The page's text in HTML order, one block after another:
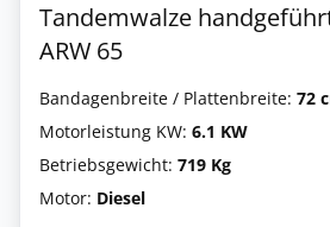
Tandemwalze
ARW 65
Bandagenbreite / Plattenbreite: 72
Motorleistung KW: 6.1 KW
Betriebsgewicht: 719 Kg
Motor: Diesel